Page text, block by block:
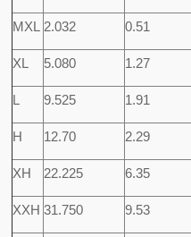
MXL 2.032 0.51
XL 5.080 1.27
L 9.525 1.91
H 12.70 2.29
XH 22.225 6.35
XXH 31.750 9.53